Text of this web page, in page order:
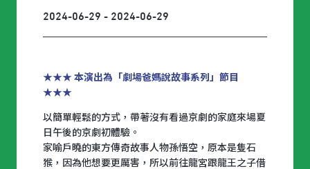
2024-06-29 - 2024-06-29
★★★ 本演出為「劇場爸媽說故事系列」節目
★★★
以簡單輕鬆的方式，帶著沒有看過京劇的家庭來場夏
日午後的京劇初體驗。
家喻戶曉的東方傳奇故事人物孫悟空，原本是隻石
猴，因為他想要更厲害，所以前往龍宮跟龍王之子借